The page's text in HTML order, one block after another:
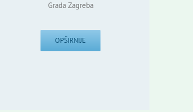
Grada Zagreba
OPŠIRNIJE